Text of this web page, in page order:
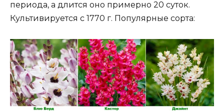
периода, а длится оно примерно 20 суток.
Культивируется с 1770 г. Популярные сорта: